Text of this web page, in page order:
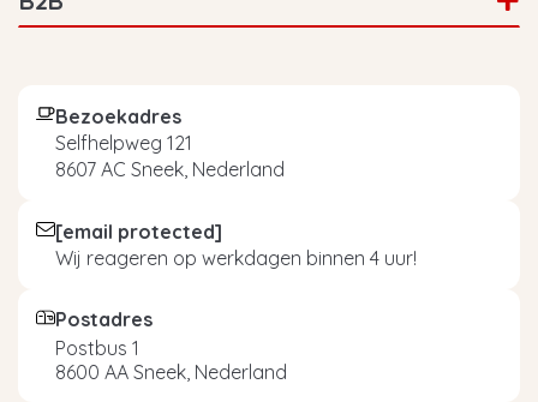
Bezoekadres
Selfhelpweg 121
8607 AC Sneek, Nederland
[email protected]
Wij reageren op werkdagen binnen 4 uur!
Postadres
Postbus 1
8600 AA Sneek, Nederland